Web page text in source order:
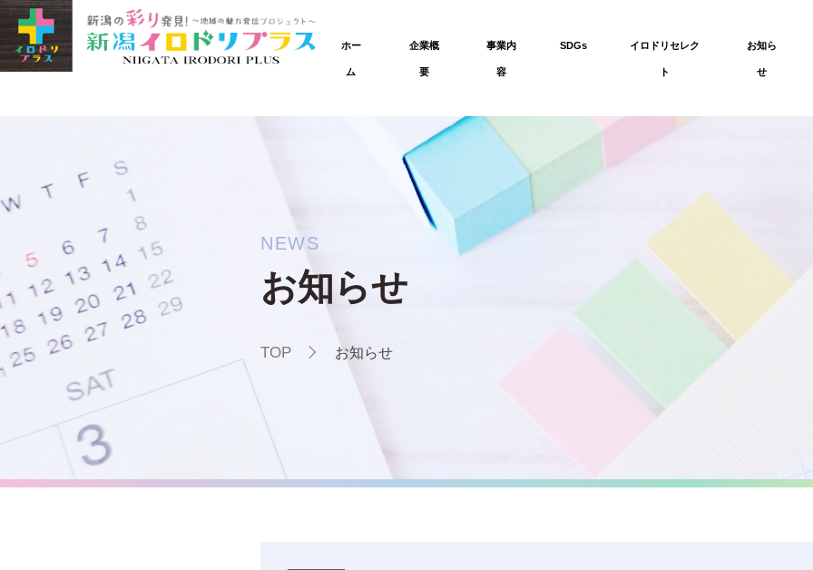
ホー
ム
企業概
要
事業内
容
SDGs イロドリセレク
ト
お知ら
せ
NEWS
お知らせ
TOP お知らせ